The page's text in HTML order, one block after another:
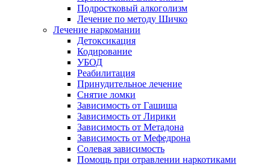
Подростковый алкоголизм
Лечение по методу Шичко
Лечение наркомании
Детоксикация
Кодирование
УБОД
Реабилитация
Принудительное лечение
Снятие ломки
Зависимость от Гашиша
Зависимость от Лирики
Зависимость от Метадона
Зависимость от Мефедрона
Солевая зависимость
Помощь при отравлении наркотиками